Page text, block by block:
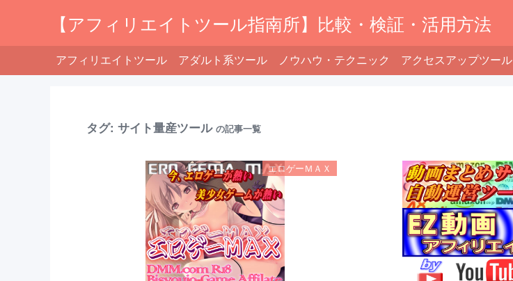
【アフィリエイトツール指南所】比較・検証・活用方法
アフィリエイトツール アダルト系ツール ノウハウ・テクニック アクセスアップツール
タグ: サイト量産ツール の記事一覧
エロゲーＭＡＸ